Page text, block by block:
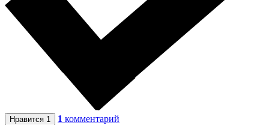
Нравится 1 1 комментарий